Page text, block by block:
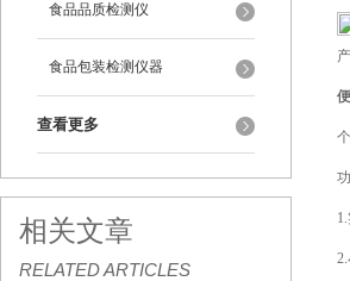
食品品质检测仪
食品包装检测仪器
查看更多
相关文章
RELATED ARTICLES